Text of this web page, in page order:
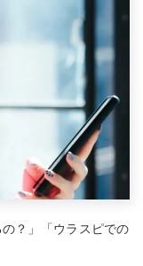
？」「ウラスピでの